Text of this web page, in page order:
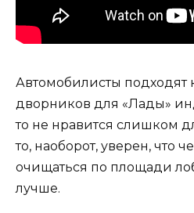
Автомобилисты подходят
дворников для «Лады»
то не нравится слишком
то, наоборот, уверен, что
очищаться по площади
лучше.